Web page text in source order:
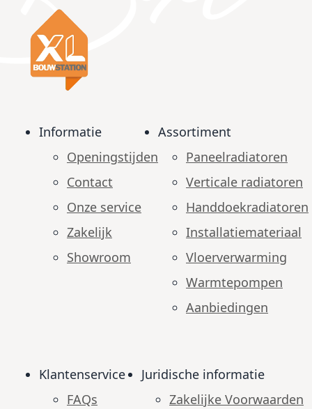
Informatie
Openingstijden
Contact
Onze service
Zakelijk
Showroom
Assortiment
Paneelradiatoren
Verticale radiatoren
Handdoekradiatoren
Installatiemateriaal
Vloerverwarming
Warmtepompen
Aanbiedingen
Klantenservice
FAQs
Juridische informatie
Zakelijke Voorwaarden